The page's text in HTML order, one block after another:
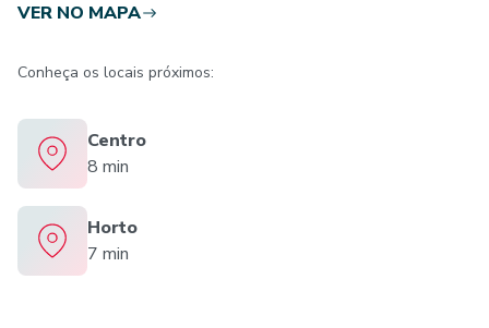
VER NO MAPA
Conheça os locais próximos:
Centro
8 min
Horto
7 min